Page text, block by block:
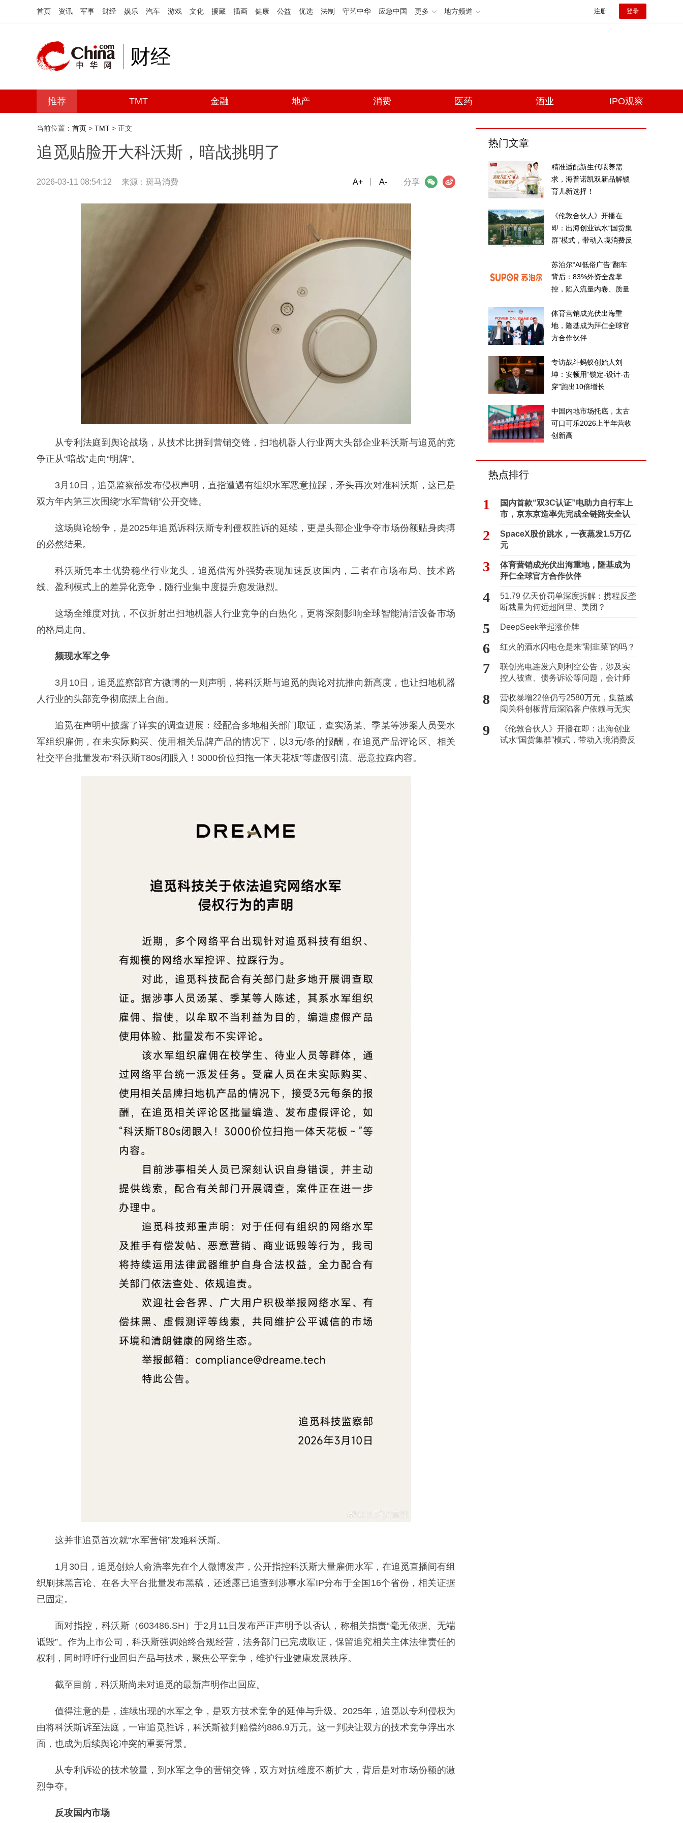
首页 资讯 军事 财经 娱乐 汽车 游戏 文化 援藏 插画 健康 公益 优选 法制 守艺中华 应急中国 更多 地方频道 注册 登录
财经
推荐 TMT 金融 地产 消费 医药 酒业 IPO观察
当前位置： 首页 > TMT > 正文
追觅贴脸开大科沃斯，暗战挑明了
2026-03-11 08:54:12 来源：斑马消费 分享
微信 微博
A+ A-
从专利法庭到舆论战场，从技术比拼到营销交锋，扫地机器人行业两大头部企业科沃斯与追觅的竞
争正从“暗战”走向“明牌”。
3月10日，追觅监察部发布侵权声明，直指遭遇有组织水军恶意拉踩，矛头再次对准科沃斯，这已是
双方年内第三次围绕“水军营销”公开交锋。
这场舆论纷争，是2025年追觅诉科沃斯专利侵权胜诉的延续，更是头部企业争夺市场份额贴身肉搏
的必然结果。
科沃斯凭本土优势稳坐行业龙头，追觅借海外强势表现加速反攻国内，二者在市场布局、技术路
线、盈利模式上的差异化竞争，随行业集中度提升愈发激烈。
这场全维度对抗，不仅折射出扫地机器人行业竞争的白热化，更将深刻影响全球智能清洁设备市场
的格局走向。
频现水军之争
3月10日，追觅监察部官方微博的一则声明，将科沃斯与追觅的舆论对抗推向新高度，也让扫地机器
人行业的头部竞争彻底摆上台面。
追觅在声明中披露了详实的调查进展：经配合多地相关部门取证，查实汤某、季某等涉案人员受水
军组织雇佣，在未实际购买、使用相关品牌产品的情况下，以3元/条的报酬，在追觅产品评论区、相关
社交平台批量发布“科沃斯T80s闭眼入！3000价位扫拖一体天花板”等虚假引流、恶意拉踩内容。
这并非追觅首次就“水军营销”发难科沃斯。
1月30日，追觅创始人俞浩率先在个人微博发声，公开指控科沃斯大量雇佣水军，在追觅直播间有组
织刷抹黑言论、在各大平台批量发布黑稿，还透露已追查到涉事水军IP分布于全国16个省份，相关证据
已固定。
面对指控，科沃斯（603486.SH）于2月11日发布严正声明予以否认，称相关指责“毫无依据、无端
诋毁”。作为上市公司，科沃斯强调始终合规经营，法务部门已完成取证，保留追究相关主体法律责任的
权利，同时呼吁行业回归产品与技术，聚焦公平竞争，维护行业健康发展秩序。
截至目前，科沃斯尚未对追觅的最新声明作出回应。
值得注意的是，连续出现的水军之争，是双方技术竞争的延伸与升级。2025年，追觅以专利侵权为
由将科沃斯诉至法庭，一审追觅胜诉，科沃斯被判赔偿约886.9万元。这一判决让双方的技术竞争浮出水
面，也成为后续舆论冲突的重要背景。
从专利诉讼的技术较量，到水军之争的营销交锋，双方对抗维度不断扩大，背后是对市场份额的激
烈争夺。
反攻国内市场
热门文章
精准适配新生代喂养需
求，海普诺凯双新品解锁
育儿新选择！
《伦敦合伙人》开播在
即：出海创业试水“国货集
群”模式，带动入境消费反
苏泊尔“AI低俗广告”翻车
背后：83%外资全盘掌
控，陷入流量内卷、质量
体育营销成光伏出海重
地，隆基成为拜仁全球官
方合作伙伴
专访战斗蚂蚁创始人刘
坤：安顿用“锁定-设计-击
穿”跑出10倍增长
中国内地市场托底，太古
可口可乐2026上半年营收
创新高
热点排行
1
国内首款“双3C认证”电助力自行车上
市，京东京造率先完成全链路安全认
证
2
SpaceX股价跳水，一夜蒸发1.5万亿
元
3
体育营销成光伏出海重地，隆基成为
拜仁全球官方合作伙伴
4
51.79 亿天价罚单深度拆解：携程反垄
断裁量为何远超阿里、美团？
5 DeepSeek举起涨价牌
6 红火的酒水闪电仓是来“割韭菜”的吗？
7
联创光电连发六则利空公告，涉及实
控人被查、债务诉讼等问题，会计师
事务所曾出具“保留意见”
8
营收暴增22倍仍亏2580万元，集益威
闯关科创板背后深陷客户依赖与无实
控人困局
9
《伦敦合伙人》开播在即：出海创业
试水“国货集群”模式，带动入境消费反